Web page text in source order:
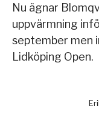
Nu ägnar
uppvärmning
september men
Lidköping Open.